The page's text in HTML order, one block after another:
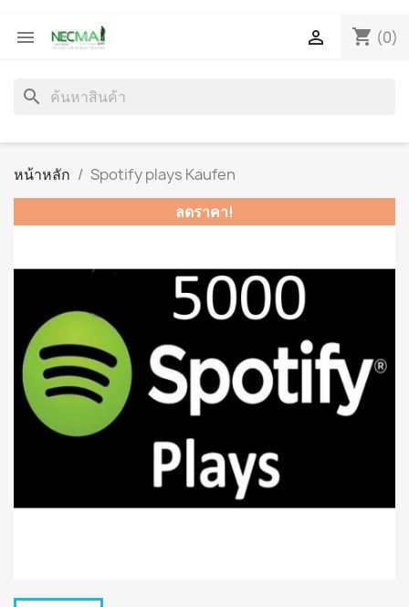
 shopping_cart (0)

search
หน้าหลัก
Spotify plays Kaufen
ลดราคา!